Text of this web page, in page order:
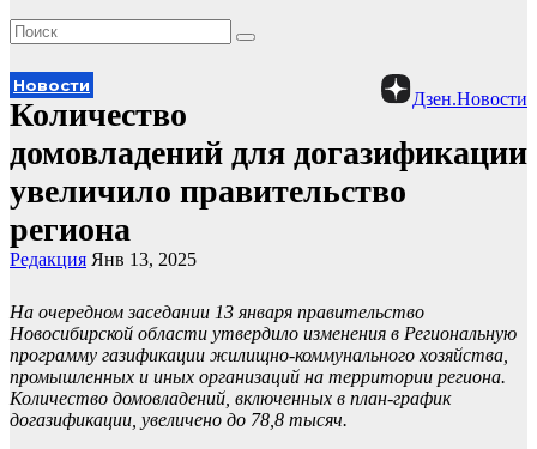
Дзен.Новости
Новости
Количество
домовладений для догазификации
увеличило правительство
региона
Редакция Янв 13, 2025
На очередном заседании 13 января правительство
Новосибирской области утвердило изменения в Региональную
программу газификации жилищно-коммунального хозяйства,
промышленных и иных организаций на территории региона.
Количество домовладений, включенных в план-график
догазификации, увеличено до 78,8 тысяч.